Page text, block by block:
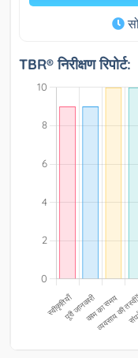
TBR® निरीक्षण रिपोर्ट: